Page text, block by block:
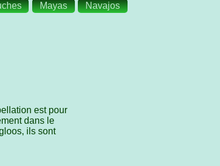
Mayas Navajos
est pour
dans le
ils sont